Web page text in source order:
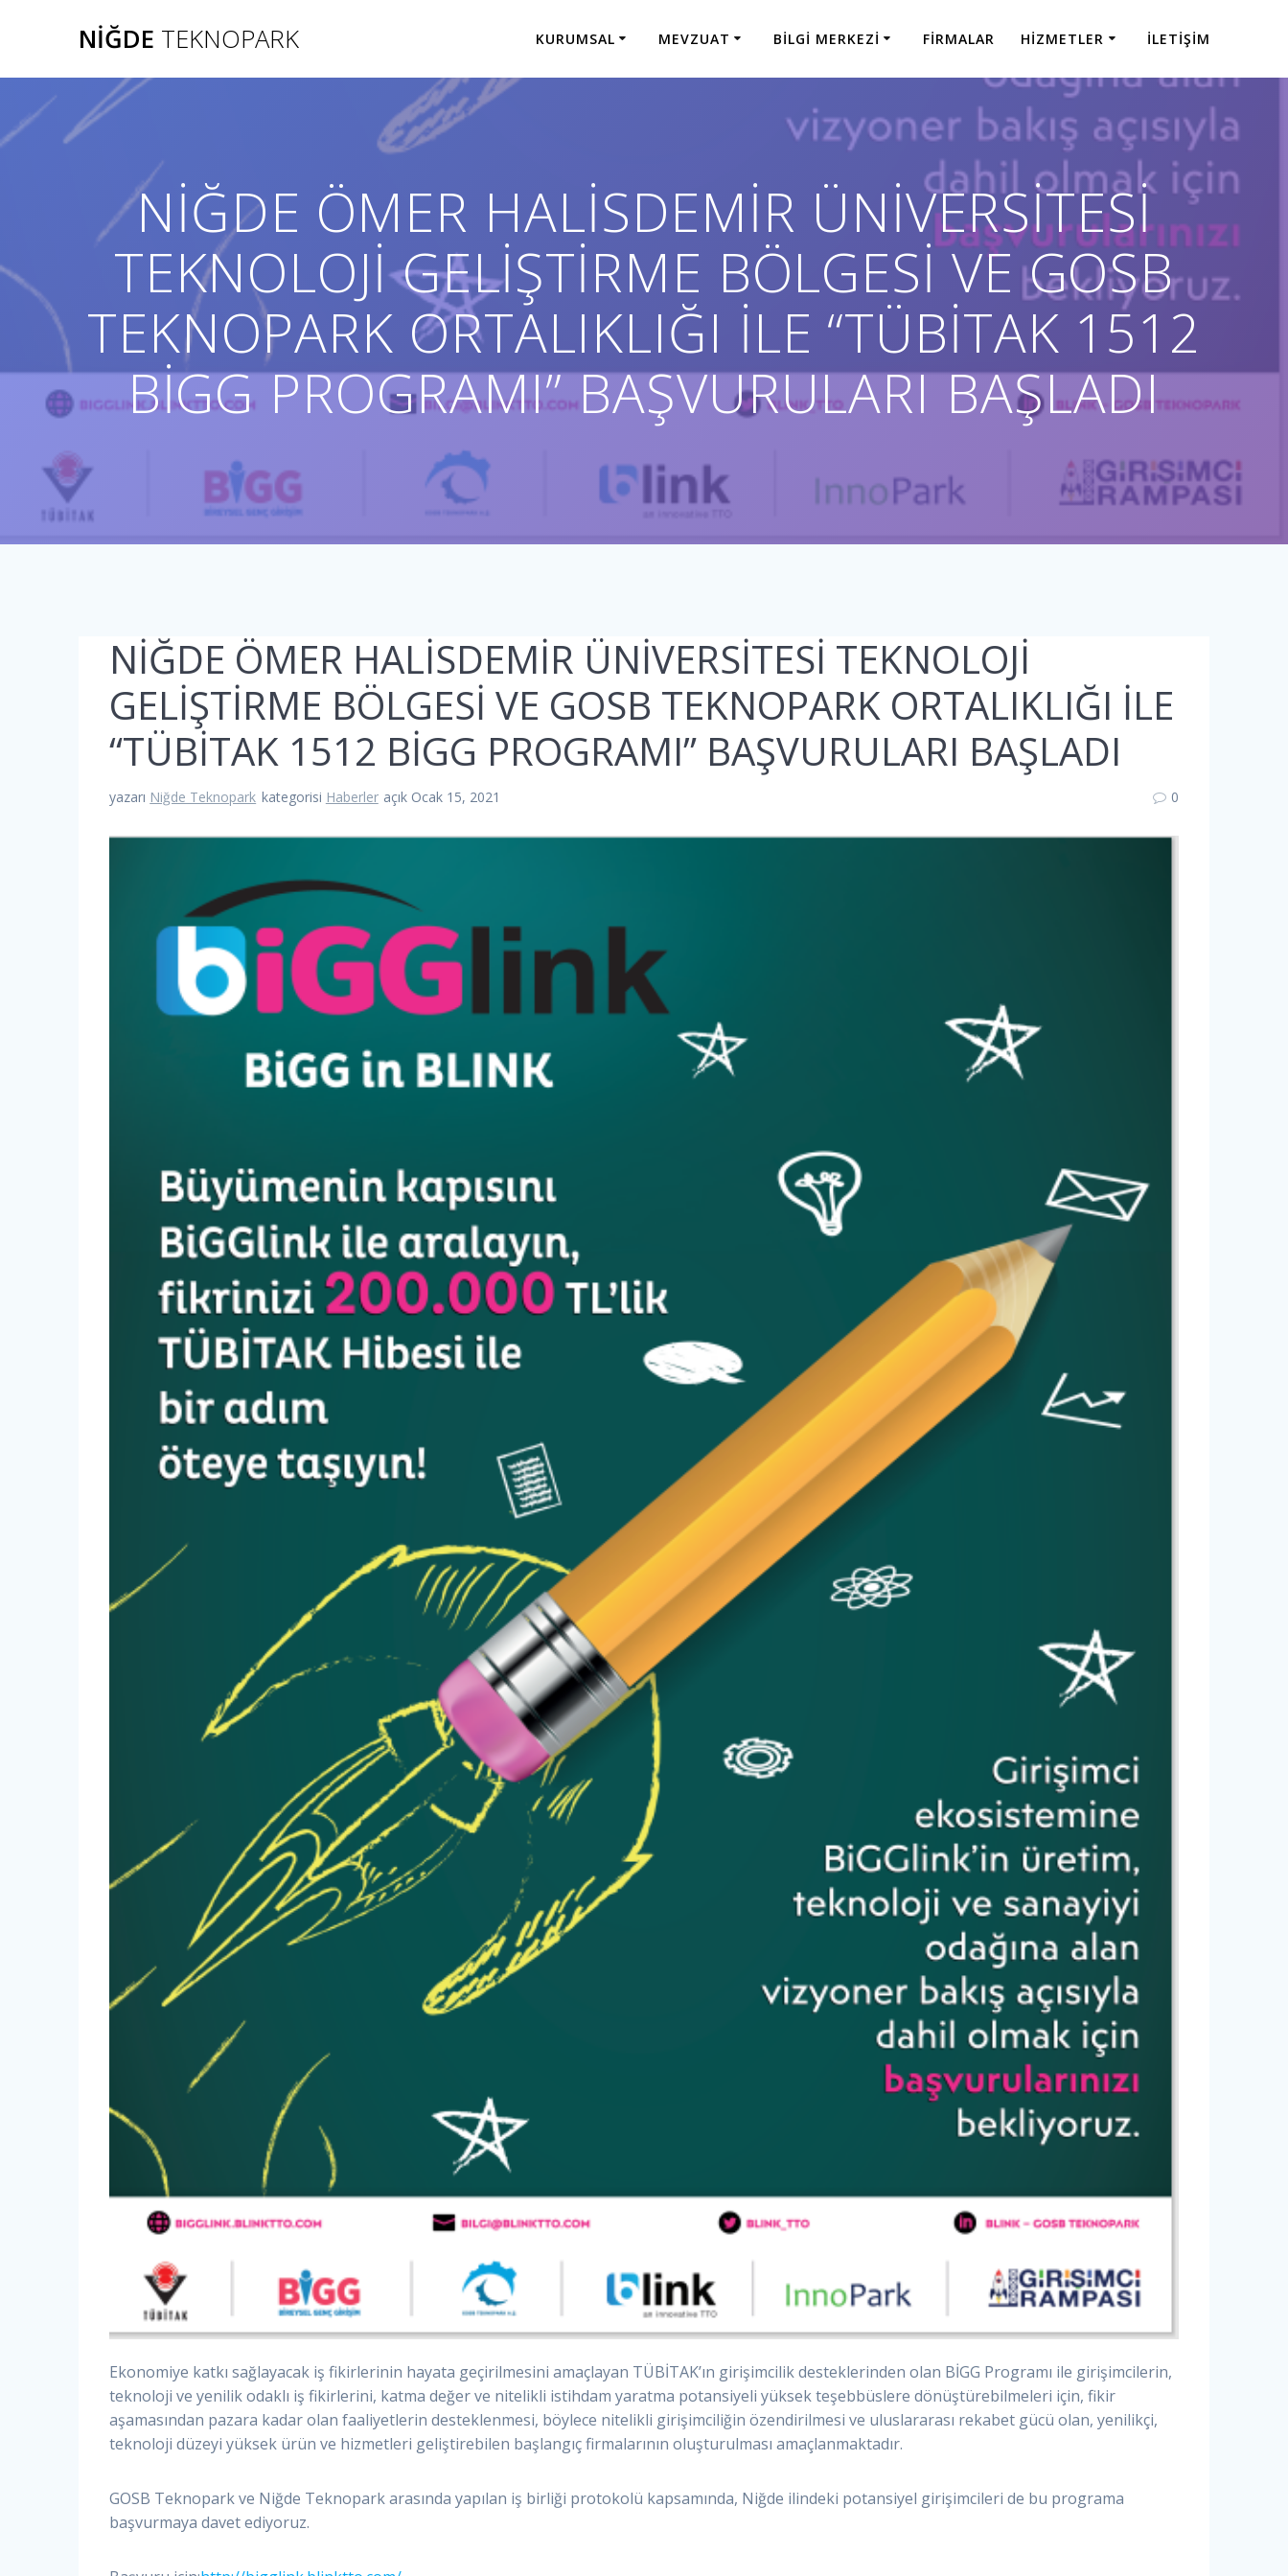
NIĞDE TEKNOPARK KURUMSAL MEVZUAT BILGI MERKEZI FIRMALAR HIZMETLER İLETIŞIM
NİĞDE ÖMER HALİSDEMİR ÜNİVERSİTESİ
TEKNOLOJİ GELİŞTİRME BÖLGESİ VE GOSB
TEKNOPARK ORTALIKLIĞI İLE “TÜBİTAK 1512
BİGG PROGRAMI” BAŞVURULARI BAŞLADI
NİĞDE ÖMER HALİSDEMİR ÜNİVERSİTESİ TEKNOLOJİ
GELİŞTİRME BÖLGESİ VE GOSB TEKNOPARK ORTALIKLIĞI İLE
“TÜBİTAK 1512 BİGG PROGRAMI” BAŞVURULARI BAŞLADI
yazarı Niğde Teknopark kategorisi Haberler açık Ocak 15, 2021 0
Ekonomiye katkı sağlayacak iş fikirlerinin hayata geçirilmesini amaçlayan TÜBİTAK’ın girişimcilik desteklerinden olan BİGG Programı ile girişimcilerin,
teknoloji ve yenilik odaklı iş fikirlerini, katma değer ve nitelikli istihdam yaratma potansiyeli yüksek teşebbüslere dönüştürebilmeleri için, fikir
aşamasından pazara kadar olan faaliyetlerin desteklenmesi, böylece nitelikli girişimciliğin özendirilmesi ve uluslararası rekabet gücü olan, yenilikçi,
teknoloji düzeyi yüksek ürün ve hizmetleri geliştirebilen başlangıç firmalarının oluşturulması amaçlanmaktadır.
GOSB Teknopark ve Niğde Teknopark arasında yapılan iş birliği protokolü kapsamında, Niğde ilindeki potansiyel girişimcileri de bu programa
başvurmaya davet ediyoruz.